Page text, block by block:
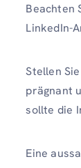
Beachten
LinkedIn-
Stellen
prägnant
sollte die
Eine